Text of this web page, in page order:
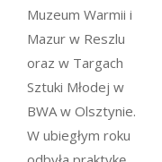
Muzeum Warmii i
Mazur w Reszlu
oraz w Targach
Sztuki Młodej w
BWA w Olsztynie.
W ubiegłym roku